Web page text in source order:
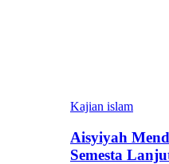
Kajian islam
Aisyiyah
Semesta